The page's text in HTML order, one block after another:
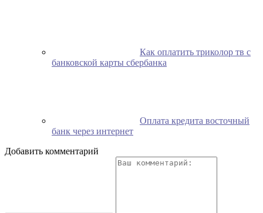
Как оплатить триколор тв с
банковской карты сбербанка
Оплата кредита восточный
банк через интернет
Добавить комментарий